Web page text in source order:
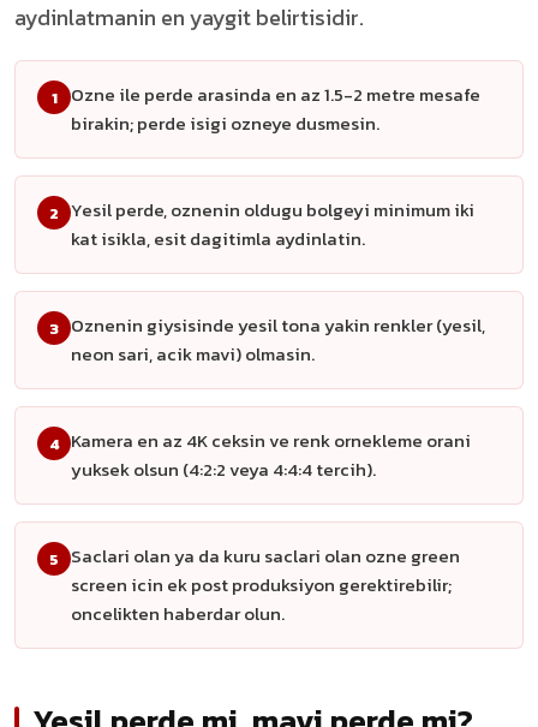
aydinlatmanin en yaygit belirtisidir.
1
Ozne ile perde arasinda en az 1.5-2 metre mesafe
birakin; perde isigi ozneye dusmesin.
2 Yesil perde, oznenin oldugu bolgeyi minimum iki
kat isikla, esit dagitimla aydinlatin.
3 Oznenin giysisinde yesil tona yakin renkler (yesil,
neon sari, acik mavi) olmasin.
4 Kamera en az 4K ceksin ve renk ornekleme orani
yuksek olsun (4:2:2 veya 4:4:4 tercih).
5
Saclari olan ya da kuru saclari olan ozne green
screen icin ek post produksiyon gerektirebilir;
oncelikten haberdar olun.